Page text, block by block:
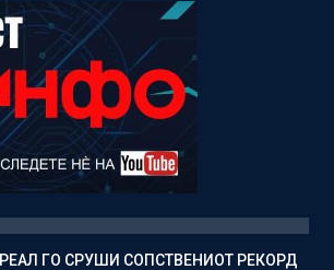
РЕАЛ ГО СРУШИ СОПСТВЕНИОТ РЕКОРД